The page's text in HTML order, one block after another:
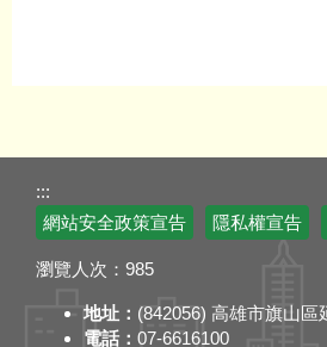
:::
網站安全政策宣告
隱私權宣告
瀏覽人次： 985
地址： (842056) 高雄市旗山區
電話： 07-6616100